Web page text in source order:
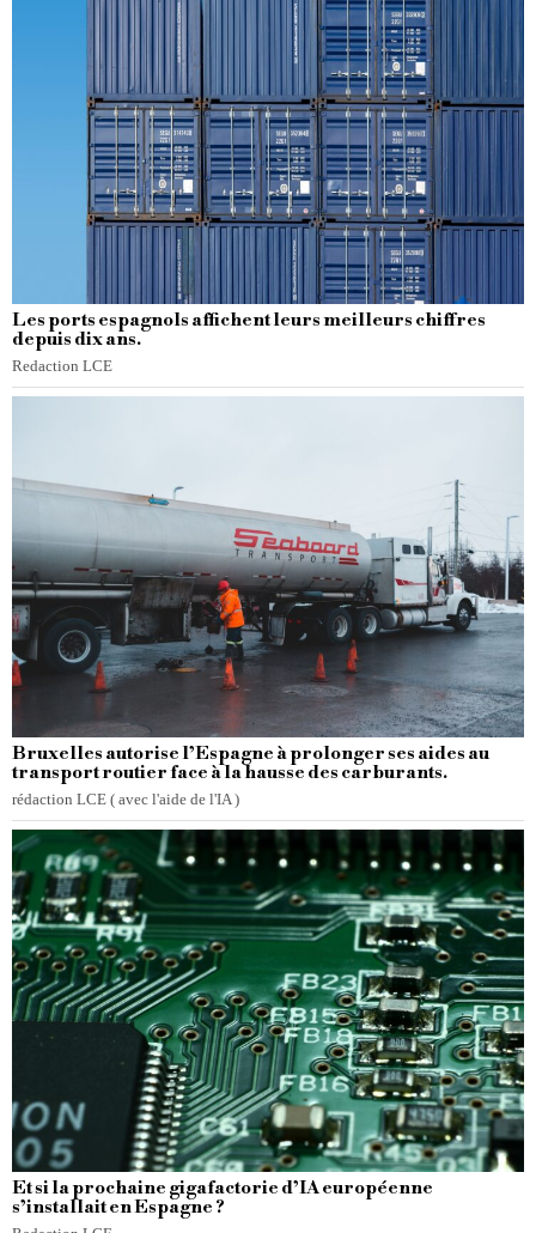
Les ports espagnols affichent leurs meilleurs chiffres
depuis dix ans.
Redaction LCE
Bruxelles autorise l’Espagne à prolonger ses aides au
transport routier face à la hausse des carburants.
rédaction LCE ( avec l'aide de l'IA )
Et si la prochaine gigafactorie d’IA européenne
s’installait en Espagne ?